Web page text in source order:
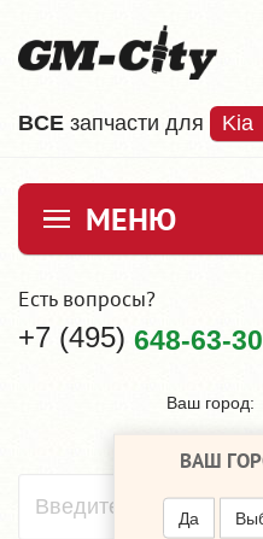
ВCE запчасти для Kia
МЕНЮ
Есть вопросы?
+7 (495) 648-63-30
Ваш город:
ВАШ
Да